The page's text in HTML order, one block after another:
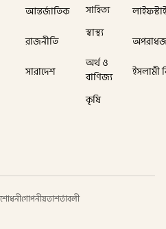
আন্তর্জাতিক
রাজনীতি
সারাদেশ
সাহিত্য
স্বাস্থ্য
অর্থ ও
বাণিজ্য
কৃষি
ইসলামী
গোপনীয়তাশর্তাবলী